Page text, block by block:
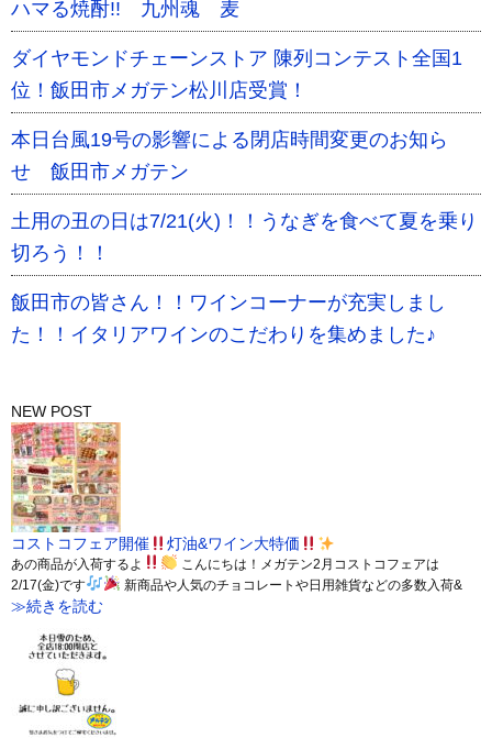
ハマる焼酎!! 九州魂 麦
ダイヤモンドチェーンストア 陳列コンテスト全国1
位！飯田市メガテン松川店受賞！
本日台風19号の影響による閉店時間変更のお知ら
せ 飯田市メガテン
土用の丑の日は7/21(火)！！うなぎを食べて夏を乗り
切ろう！！
飯田市の皆さん！！ワインコーナーが充実しまし
た！！イタリアワインのこだわりを集めました♪
NEW POST
コストコフェア開催 灯油&ワイン大特価
あの商品が入荷するよ
こんにちは！メガテン2月コストコフェアは
2/17(金)です
新商品や人気のチョコレートや日用雑貨などの多数入荷&
≫続きを読む